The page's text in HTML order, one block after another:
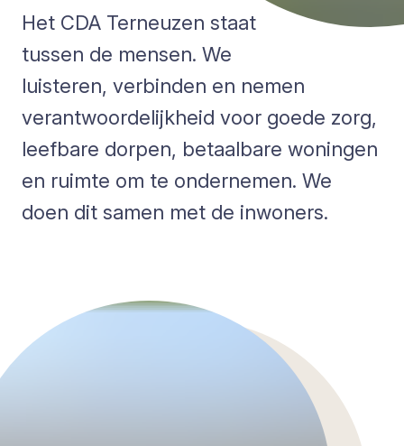
Het CDA Terneuzen staat
tussen de mensen. We
luisteren, verbinden en nemen
verantwoordelijkheid voor goede zorg,
leefbare dorpen, betaalbare woningen
en ruimte om te ondernemen. We
doen dit samen met de inwoners.